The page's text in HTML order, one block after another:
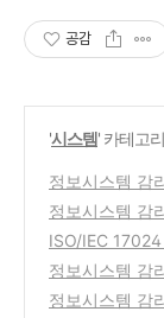
공감
'시스템' 카테고
정보시스템 감
정보시스템 감
서에 반드시 포
ISO/IEC
정보시스템 감
격증
(0)
정보시스템 감